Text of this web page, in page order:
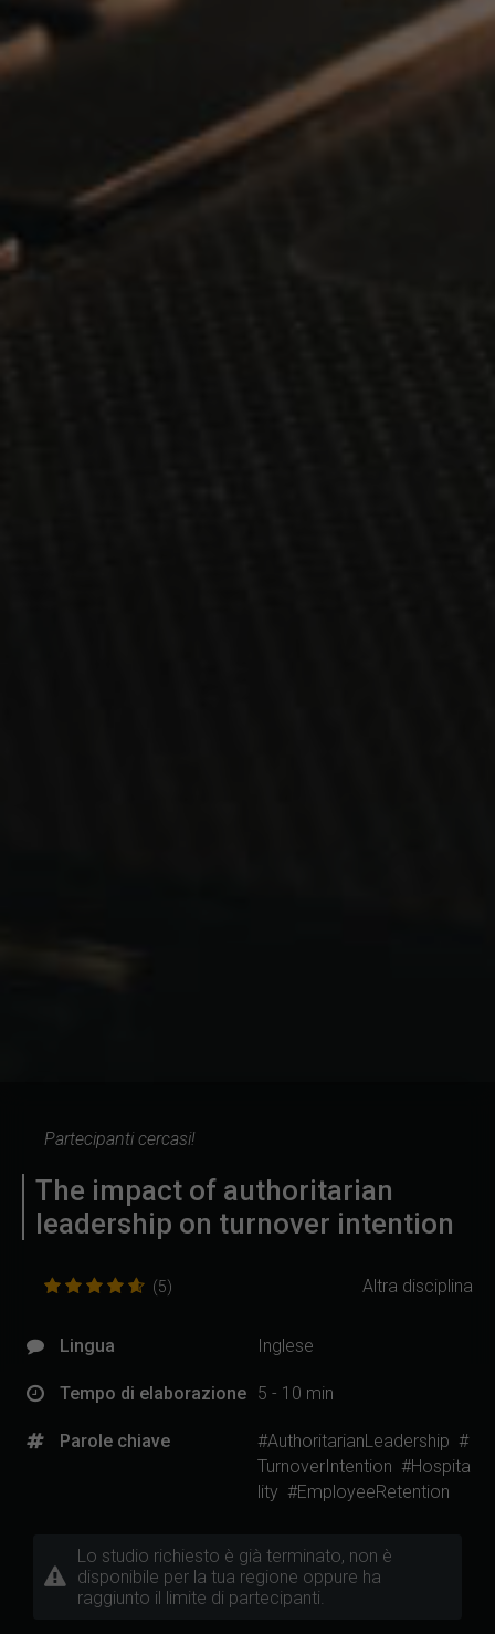
Partecipanti cercasi!
The impact of authoritarian
leadership on turnover intention
(5) Altra disciplina
Lingua Inglese
Tempo di elaborazione 5 - 10 min
Parole chiave #AuthoritarianLeadership #
TurnoverIntention #Hospita
lity #EmployeeRetention
Lo studio richiesto è già terminato, non è
disponibile per la tua regione oppure ha
raggiunto il limite di partecipanti.